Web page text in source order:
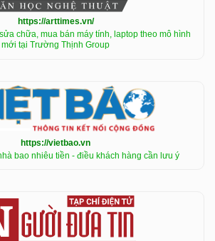
https://arttimes.vn/
chữa, mua bán máy tính, laptop theo mô hình
mới tại Trường Thịnh Group
https://vietbao.vn
bao nhiêu tiền - điều khách hàng cần lưu ý